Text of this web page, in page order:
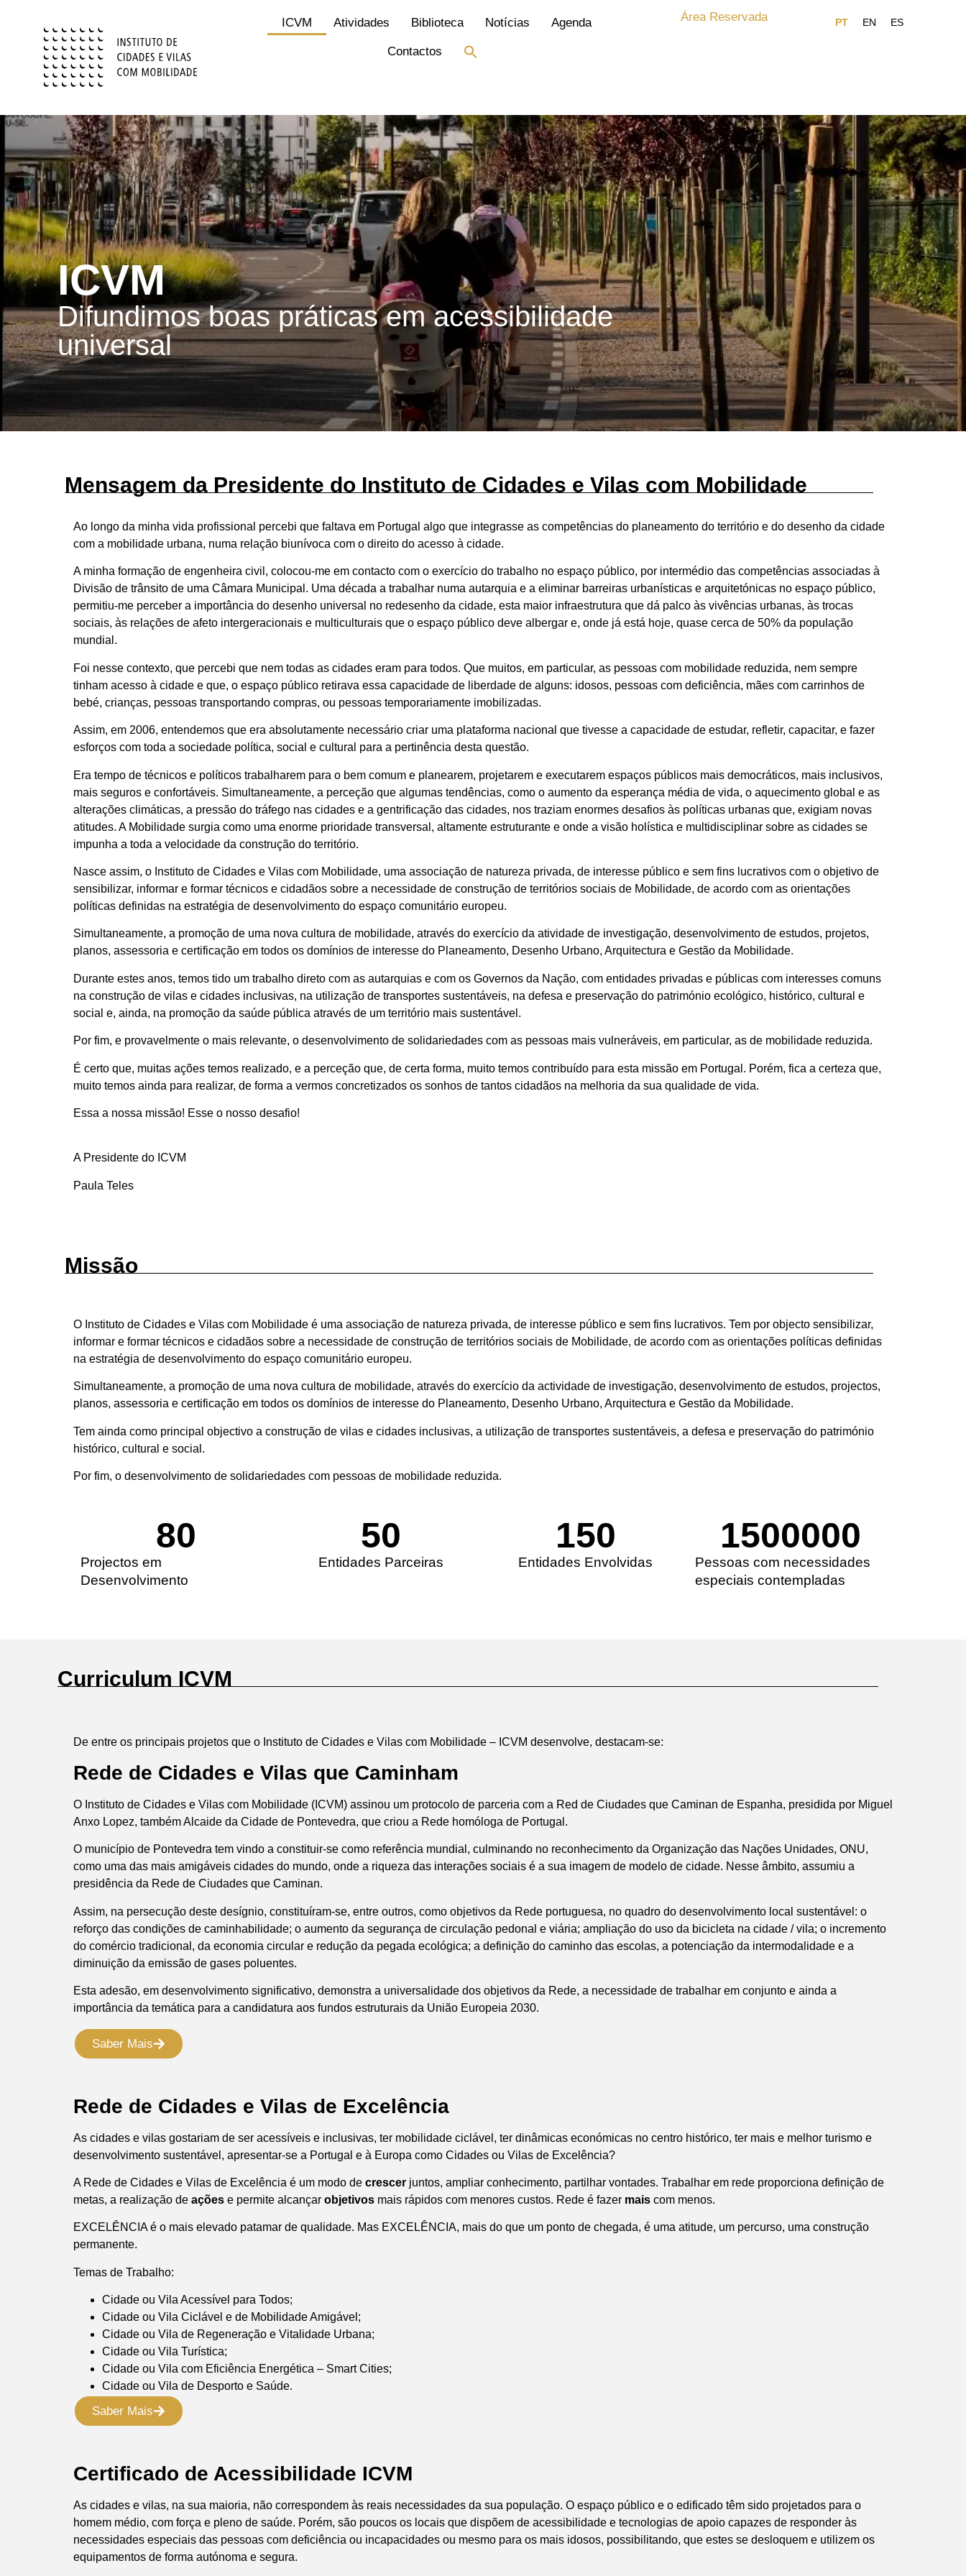
ICVM Atividades Biblioteca Notícias Agenda
Contactos
Área Reservada
ICVM
Difundimos boas práticas em acessibilidade
universal
Mensagem da Presidente do Instituto de Cidades e Vilas com Mobilidade
Ao longo da minha vida profissional percebi que faltava em Portugal algo que integrasse as competências do planeamento do território e do desenho da cidade
com a mobilidade urbana, numa relação biunívoca com o direito do acesso à cidade.
A minha formação de engenheira civil, colocou-me em contacto com o exercício do trabalho no espaço público, por intermédio das competências associadas à
Divisão de trânsito de uma Câmara Municipal. Uma década a trabalhar numa autarquia e a eliminar barreiras urbanísticas e arquitetónicas no espaço público,
permitiu-me perceber a importância do desenho universal no redesenho da cidade, esta maior infraestrutura que dá palco às vivências urbanas, às trocas
sociais, às relações de afeto intergeracionais e multiculturais que o espaço público deve albergar e, onde já está hoje, quase cerca de 50% da população
mundial.
Foi nesse contexto, que percebi que nem todas as cidades eram para todos. Que muitos, em particular, as pessoas com mobilidade reduzida, nem sempre
tinham acesso à cidade e que, o espaço público retirava essa capacidade de liberdade de alguns: idosos, pessoas com deficiência, mães com carrinhos de
bebé, crianças, pessoas transportando compras, ou pessoas temporariamente imobilizadas.
Assim, em 2006, entendemos que era absolutamente necessário criar uma plataforma nacional que tivesse a capacidade de estudar, refletir, capacitar, e fazer
esforços com toda a sociedade política, social e cultural para a pertinência desta questão.
Era tempo de técnicos e políticos trabalharem para o bem comum e planearem, projetarem e executarem espaços públicos mais democráticos, mais inclusivos,
mais seguros e confortáveis. Simultaneamente, a perceção que algumas tendências, como o aumento da esperança média de vida, o aquecimento global e as
alterações climáticas, a pressão do tráfego nas cidades e a gentrificação das cidades, nos traziam enormes desafios às políticas urbanas que, exigiam novas
atitudes. A Mobilidade surgia como uma enorme prioridade transversal, altamente estruturante e onde a visão holística e multidisciplinar sobre as cidades se
impunha a toda a velocidade da construção do território.
Nasce assim, o Instituto de Cidades e Vilas com Mobilidade, uma associação de natureza privada, de interesse público e sem fins lucrativos com o objetivo de
sensibilizar, informar e formar técnicos e cidadãos sobre a necessidade de construção de territórios sociais de Mobilidade, de acordo com as orientações
políticas definidas na estratégia de desenvolvimento do espaço comunitário europeu.
Simultaneamente, a promoção de uma nova cultura de mobilidade, através do exercício da atividade de investigação, desenvolvimento de estudos, projetos,
planos, assessoria e certificação em todos os domínios de interesse do Planeamento, Desenho Urbano, Arquitectura e Gestão da Mobilidade.
Durante estes anos, temos tido um trabalho direto com as autarquias e com os Governos da Nação, com entidades privadas e públicas com interesses comuns
na construção de vilas e cidades inclusivas, na utilização de transportes sustentáveis, na defesa e preservação do património ecológico, histórico, cultural e
social e, ainda, na promoção da saúde pública através de um território mais sustentável.
Por fim, e provavelmente o mais relevante, o desenvolvimento de solidariedades com as pessoas mais vulneráveis, em particular, as de mobilidade reduzida.
É certo que, muitas ações temos realizado, e a perceção que, de certa forma, muito temos contribuído para esta missão em Portugal. Porém, fica a certeza que,
muito temos ainda para realizar, de forma a vermos concretizados os sonhos de tantos cidadãos na melhoria da sua qualidade de vida.
Essa a nossa missão! Esse o nosso desafio!
A Presidente do ICVM
Paula Teles
Missão
O Instituto de Cidades e Vilas com Mobilidade é uma associação de natureza privada, de interesse público e sem fins lucrativos. Tem por objecto sensibilizar,
informar e formar técnicos e cidadãos sobre a necessidade de construção de territórios sociais de Mobilidade, de acordo com as orientações políticas definidas
na estratégia de desenvolvimento do espaço comunitário europeu.
Simultaneamente, a promoção de uma nova cultura de mobilidade, através do exercício da actividade de investigação, desenvolvimento de estudos, projectos,
planos, assessoria e certificação em todos os domínios de interesse do Planeamento, Desenho Urbano, Arquitectura e Gestão da Mobilidade.
Tem ainda como principal objectivo a construção de vilas e cidades inclusivas, a utilização de transportes sustentáveis, a defesa e preservação do património
histórico, cultural e social.
Por fim, o desenvolvimento de solidariedades com pessoas de mobilidade reduzida.
Projectos em
Desenvolvimento
80
Entidades Parceiras
50
Entidades Envolvidas
150
Pessoas com necessidades
especiais contempladas
1500000
Curriculum ICVM
De entre os principais projetos que o Instituto de Cidades e Vilas com Mobilidade – ICVM desenvolve, destacam-se:
Rede de Cidades e Vilas que Caminham
O Instituto de Cidades e Vilas com Mobilidade (ICVM) assinou um protocolo de parceria com a Red de Ciudades que Caminan de Espanha, presidida por Miguel
Anxo Lopez, também Alcaide da Cidade de Pontevedra, que criou a Rede homóloga de Portugal.
O município de Pontevedra tem vindo a constituir-se como referência mundial, culminando no reconhecimento da Organização das Nações Unidades, ONU,
como uma das mais amigáveis cidades do mundo, onde a riqueza das interações sociais é a sua imagem de modelo de cidade. Nesse âmbito, assumiu a
presidência da Rede de Ciudades que Caminan.
Assim, na persecução deste desígnio, constituíram-se, entre outros, como objetivos da Rede portuguesa, no quadro do desenvolvimento local sustentável: o
reforço das condições de caminhabilidade; o aumento da segurança de circulação pedonal e viária; ampliação do uso da bicicleta na cidade / vila; o incremento
do comércio tradicional, da economia circular e redução da pegada ecológica; a definição do caminho das escolas, a potenciação da intermodalidade e a
diminuição da emissão de gases poluentes.
Esta adesão, em desenvolvimento significativo, demonstra a universalidade dos objetivos da Rede, a necessidade de trabalhar em conjunto e ainda a
importância da temática para a candidatura aos fundos estruturais da União Europeia 2030.
Saber Mais
Rede de Cidades e Vilas de Excelência
As cidades e vilas gostariam de ser acessíveis e inclusivas, ter mobilidade ciclável, ter dinâmicas económicas no centro histórico, ter mais e melhor turismo e
desenvolvimento sustentável, apresentar-se a Portugal e à Europa como Cidades ou Vilas de Excelência?
A Rede de Cidades e Vilas de Excelência é um modo de crescer juntos, ampliar conhecimento, partilhar vontades. Trabalhar em rede proporciona definição de
metas, a realização de ações e permite alcançar objetivos mais rápidos com menores custos. Rede é fazer mais com menos.
EXCELÊNCIA é o mais elevado patamar de qualidade. Mas EXCELÊNCIA, mais do que um ponto de chegada, é uma atitude, um percurso, uma construção
permanente.
Temas de Trabalho:
Cidade ou Vila Acessível para Todos;
Cidade ou Vila Ciclável e de Mobilidade Amigável;
Cidade ou Vila de Regeneração e Vitalidade Urbana;
Cidade ou Vila Turística;
Cidade ou Vila com Eficiência Energética – Smart Cities;
Cidade ou Vila de Desporto e Saúde.
Saber Mais
Certificado de Acessibilidade ICVM
As cidades e vilas, na sua maioria, não correspondem às reais necessidades da sua população. O espaço público e o edificado têm sido projetados para o
homem médio, com força e pleno de saúde. Porém, são poucos os locais que dispõem de acessibilidade e tecnologias de apoio capazes de responder às
necessidades especiais das pessoas com deficiência ou incapacidades ou mesmo para os mais idosos, possibilitando, que estes se desloquem e utilizem os
equipamentos de forma autónoma e segura.